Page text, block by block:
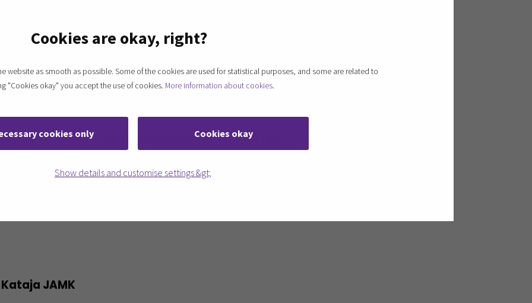
Cookies are okay, right?
website as smooth as possible. Some of the cookies are used for statistical purposes, and some are related to
"Cookies okay" you accept the use of cookies. More information about cookies.
cookies only Cookies okay
Show details and customise settings &gt;
hankkeen esittely ja viljelijäkyselyn tulosten esittely,
Jussi Ylinen SeAMK
kasvitiloilla, Olli-Pekka Ruponen Toivon Tila
Arto Korkeamäki Milkenture Oy
JAMK